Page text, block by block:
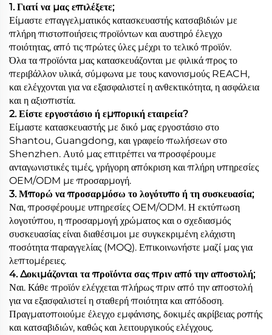
1. Γιατί να μας επιλέξετε;
Είμαστε επαγγελματικός κατασκευαστής κατσαβιδιών με
πλήρη πιστοποιήσεις προϊόντων και αυστηρό έλεγχο
ποιότητας, από τις πρώτες ύλες μέχρι το τελικό προϊόν.
Όλα τα προϊόντα μας κατασκευάζονται με φιλικά προς το
περιβάλλον υλικά, σύμφωνα με τους κανονισμούς REACH,
και ελέγχονται για να εξασφαλιστεί η ανθεκτικότητα, η ασφάλεια
και η αξιοπιστία.
2. Είστε εργοστάσιο ή εμπορική εταιρεία?
Είμαστε κατασκευαστής με δικό μας εργοστάσιο στο
Shantou, Guangdong, και γραφείο πωλήσεων στο
Shenzhen. Αυτό μας επιτρέπει να προσφέρουμε
ανταγωνιστικές τιμές, γρήγορη απόκριση και πλήρη υπηρεσίες
OEM/ODM με προσαρμογή.
3. Μπορώ να προσαρμόσω το λογότυπο ή τη συσκευασία;
Ναι, προσφέρουμε υπηρεσίες OEM/ODM. Η εκτύπωση
λογοτύπου, η προσαρμογή χρώματος και ο σχεδιασμός
συσκευασίας είναι διαθέσιμοι με συγκεκριμένη ελάχιστη
ποσότητα παραγγελίας (MOQ). Επικοινωνήστε μαζί μας για
λεπτομέρειες.
4. Δοκιμάζονται τα προϊόντα σας πριν από την αποστολή;
Ναι. Κάθε προϊόν ελέγχεται πλήρως πριν από την αποστολή
για να εξασφαλιστεί η σταθερή ποιότητα και απόδοση.
Πραγματοποιούμε έλεγχο εμφάνισης, δοκιμές ακρίβειας ροπής
και κατσαβιδιών, καθώς και λειτουργικούς ελέγχους.